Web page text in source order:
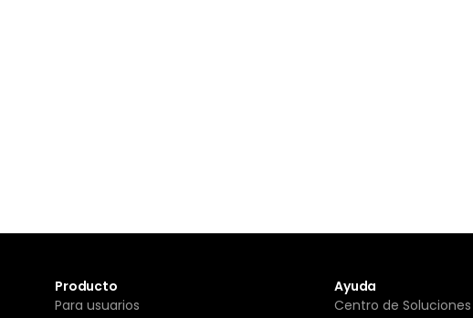
Producto
Para usuarios
Ayuda
Centro de Soluciones